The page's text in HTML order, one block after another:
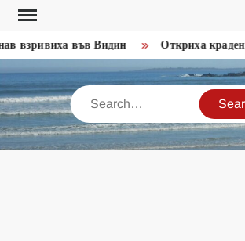
Skip
content
взривиха във Видин Откриха краден
Search